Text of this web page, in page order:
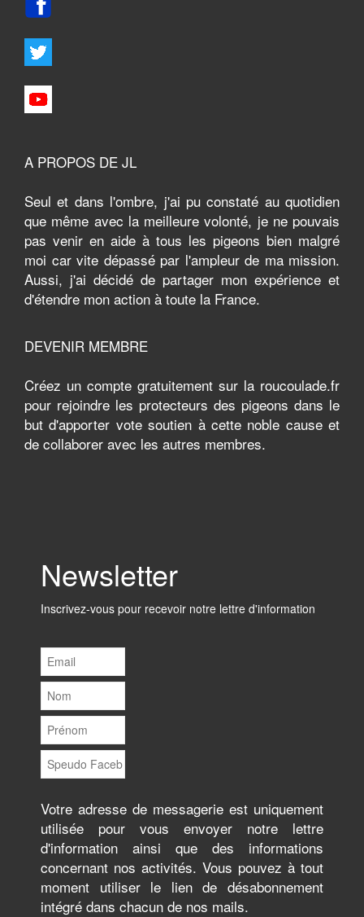
A PROPOS DE JL
Seul et dans l'ombre, j'ai pu constaté au quotidien
que même avec la meilleure volonté, je ne pouvais
pas venir en aide à tous les pigeons bien malgré
moi car vite dépassé par l'ampleur de ma mission.
Aussi, j'ai décidé de partager mon expérience et
d'étendre mon action à toute la France.
DEVENIR MEMBRE
Créez un compte gratuitement sur la roucoulade.fr
pour rejoindre les protecteurs des pigeons dans le
but d'apporter vote soutien à cette noble cause et
de collaborer avec les autres membres.
Newsletter
Inscrivez-vous pour recevoir notre lettre d'information
Votre adresse de messagerie est uniquement
utilisée pour vous envoyer notre lettre
d'information ainsi que des informations
concernant nos activités. Vous pouvez à tout
moment utiliser le lien de désabonnement
intégré dans chacun de nos mails.